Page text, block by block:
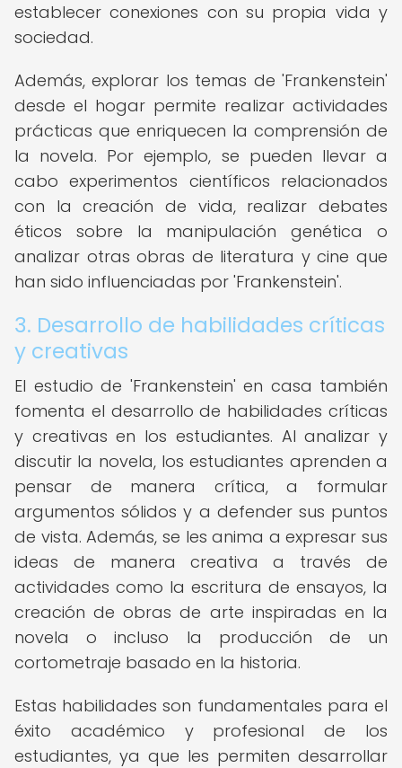
establecer conexiones con su propia vida y
sociedad.
Además, explorar los temas de 'Frankenstein'
desde el hogar permite realizar actividades
prácticas que enriquecen la comprensión de
la novela. Por ejemplo, se pueden llevar a
cabo experimentos científicos relacionados
con la creación de vida, realizar debates
éticos sobre la manipulación genética o
analizar otras obras de literatura y cine que
han sido influenciadas por 'Frankenstein'.
3. Desarrollo de habilidades críticas
y creativas
El estudio de 'Frankenstein' en casa también
fomenta el desarrollo de habilidades críticas
y creativas en los estudiantes. Al analizar y
discutir la novela, los estudiantes aprenden a
pensar de manera crítica, a formular
argumentos sólidos y a defender sus puntos
de vista. Además, se les anima a expresar sus
ideas de manera creativa a través de
actividades como la escritura de ensayos, la
creación de obras de arte inspiradas en la
novela o incluso la producción de un
cortometraje basado en la historia.
Estas habilidades son fundamentales para el
éxito académico y profesional de los
estudiantes, ya que les permiten desarrollar